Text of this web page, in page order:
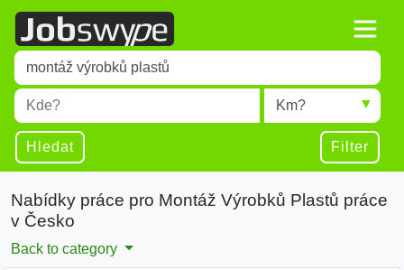
Title
Type 1 or more characters for results.
Místo
Type 1 or more characters for results.
Radius
Hledat Filter
Nabídky práce pro Montáž Výrobků Plastů práce
v Česko
Back to category